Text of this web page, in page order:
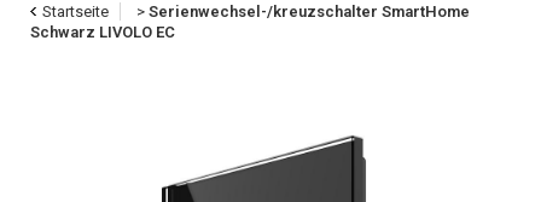
Startseite > Serienwechsel-/kreuzschalter SmartHome
Schwarz LIVOLO EC